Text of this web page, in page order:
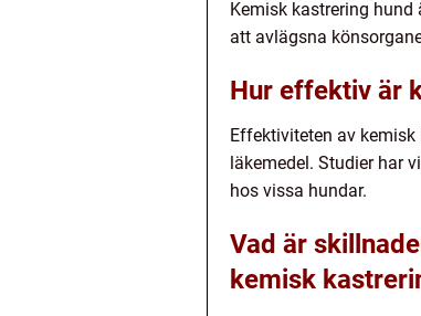
Kemisk kastrering
att avlägsna
Hur effektiv är
Effektiviteten av
läkemedel. Studier har
hos vissa hundar.
Vad är
kemisk